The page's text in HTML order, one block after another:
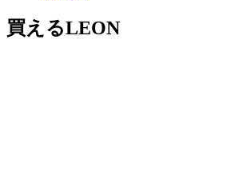
買えるLEON